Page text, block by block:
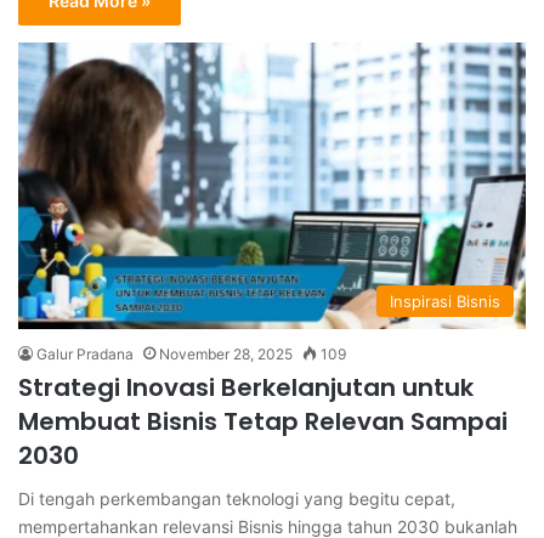
Inspirasi Bisnis
Galur Pradana November 28, 2025 109
Strategi Inovasi Berkelanjutan untuk
Membuat Bisnis Tetap Relevan Sampai
2030
Di tengah perkembangan teknologi yang begitu cepat,
mempertahankan relevansi Bisnis hingga tahun 2030 bukanlah